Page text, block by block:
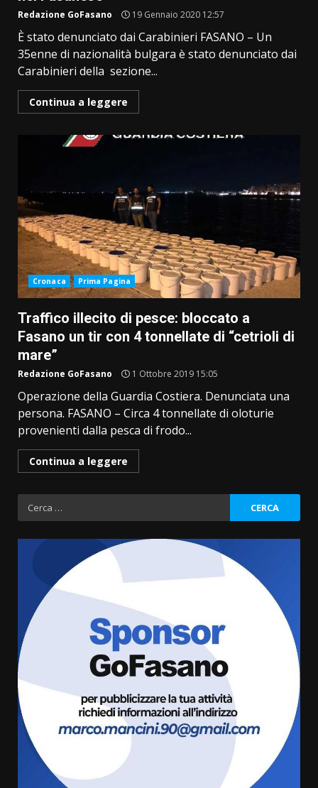
Redazione GoFasano 19 Gennaio 2020 12:57
È stato denunciato dai Carabinieri FASANO – Un
35enne di nazionalità bulgara è stato denunciato dai
Carabinieri della sezione...
Continua a leggere
Cronaca Prima Pagina
Traffico illecito di pesce: bloccato a
Fasano un tir con 4 tonnellate di “cetrioli di
mare”
Redazione GoFasano 1 Ottobre 2019 15:05
Operazione della Guardia Costiera. Denunciata una
persona. FASANO – Circa 4 tonnellate di oloturie
provenienti dalla pesca di frodo...
Continua a leggere
Ricerca
per:
Savelletri in festa, domani sera
grande spettacolo con Uccio De
8 Agosto 2026 07:30
Politiche Giovanili e Mobilità
Sostenibile: premiati gli studenti
universitari del bando “La strada
giusta”